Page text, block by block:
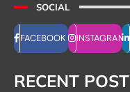
SOCIAL
FACEBOOK INSTAGRAM
RECENT POST